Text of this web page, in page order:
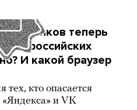
банков теперь
в российских
И какой браузер
тех, кто опасается
«Яндекса» и VK